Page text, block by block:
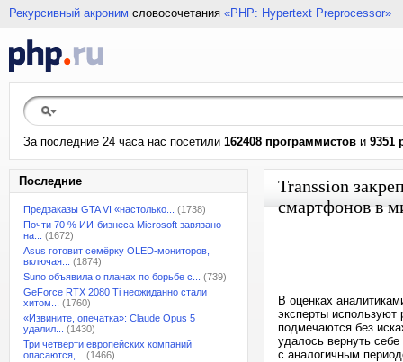
Рекурсивный акроним словосочетания «PHP: Hypertext Preprocessor»
За последние 24 часа нас посетили 162408 программистов и 9351
Последние
Предзаказы GTA VI «настолько...
(1738)
Почти 70 % ИИ-бизнеса Microsoft завязано
на...
(1672)
Asus готовит семёрку OLED-мониторов,
включая...
(1874)
Suno объявила о планах по борьбе с...
(739)
GeForce RTX 2080 Ti неожиданно стали
хитом...
(1760)
«Извините, опечатка»: Claude Opus 5
удалил...
(1430)
Три четверти европейских компаний
опасаются,...
(1466)
Transsion
смартфонов в
В оценках
эксперты
подмечаются без
удалось вернуть
с аналогичным